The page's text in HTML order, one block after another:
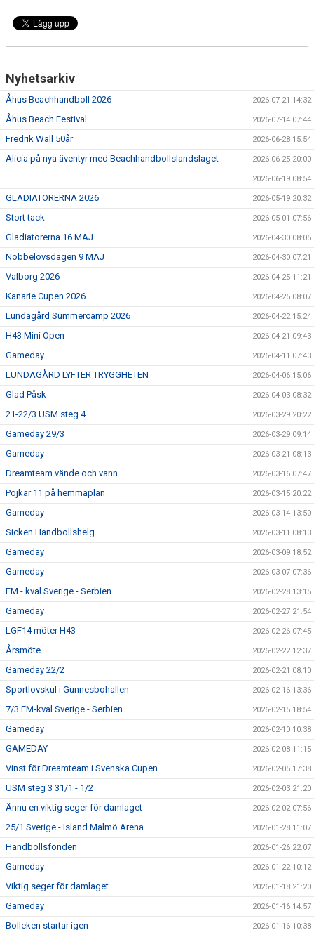
Nyhetsarkiv
Åhus Beachhandboll 2026 2026-07-21 14:32
Åhus Beach Festival 2026-07-14 07:44
Fredrik Wall 50år 2026-06-28 15:54
Alicia på nya äventyr med Beachhandbollslandslaget 2026-06-25 20:00
2026-06-19 08:54
GLADIATORERNA 2026 2026-05-19 20:32
Stort tack 2026-05-01 07:56
Gladiatorerna 16 MAJ 2026-04-30 08:05
Nöbbelövsdagen 9 MAJ 2026-04-30 07:21
Valborg 2026 2026-04-25 11:21
Kanarie Cupen 2026 2026-04-25 08:07
Lundagård Summercamp 2026 2026-04-22 15:24
H43 Mini Open 2026-04-21 09:43
Gameday 2026-04-11 07:43
LUNDAGÅRD LYFTER TRYGGHETEN 2026-04-06 15:06
Glad Påsk 2026-04-03 08:32
21-22/3 USM steg 4 2026-03-29 20:22
Gameday 29/3 2026-03-29 09:14
Gameday 2026-03-21 08:13
Dreamteam vände och vann 2026-03-16 07:47
Pojkar 11 på hemmaplan 2026-03-15 20:22
Gameday 2026-03-14 13:50
Sicken Handbollshelg 2026-03-11 08:13
Gameday 2026-03-09 18:52
Gameday 2026-03-07 07:36
EM - kval Sverige - Serbien 2026-02-28 13:15
Gameday 2026-02-27 21:54
LGF14 möter H43 2026-02-26 07:45
Årsmöte 2026-02-22 12:37
Gameday 22/2 2026-02-21 08:10
Sportlovskul i Gunnesbohallen 2026-02-16 13:36
7/3 EM-kval Sverige - Serbien 2026-02-15 18:54
Gameday 2026-02-10 10:38
GAMEDAY 2026-02-08 11:15
Vinst för Dreamteam i Svenska Cupen 2026-02-05 17:38
USM steg 3 31/1 - 1/2 2026-02-03 21:20
Ännu en viktig seger för damlaget 2026-02-02 07:56
25/1 Sverige - Island Malmö Arena 2026-01-28 11:07
Handbollsfonden 2026-01-26 22:07
Gameday 2026-01-22 10:12
Viktig seger för damlaget 2026-01-18 21:20
Gameday 2026-01-16 14:57
Bolleken startar igen 2026-01-16 10:38